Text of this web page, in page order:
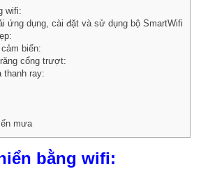
wifi:
ứng dụng, cài đặt và sử dụng bộ SmartWifi
biến:
cổng trượt:
thanh ray:
mưa
bằng wifi: